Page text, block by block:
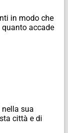
in modo che
accade
sua
città e di